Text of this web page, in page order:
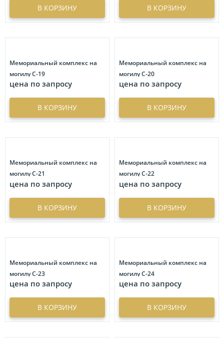
В КОРЗИНУ В КОРЗИНУ
Мемориальный комплекс на
могилу С-19
цена по запросу
В КОРЗИНУ
Мемориальный комплекс на
могилу С-20
цена по запросу
В КОРЗИНУ
Мемориальный комплекс на
могилу С-21
цена по запросу
В КОРЗИНУ
Мемориальный комплекс на
могилу С-22
цена по запросу
В КОРЗИНУ
Мемориальный комплекс на
могилу С-23
цена по запросу
В КОРЗИНУ
Мемориальный комплекс на
могилу С-24
цена по запросу
В КОРЗИНУ